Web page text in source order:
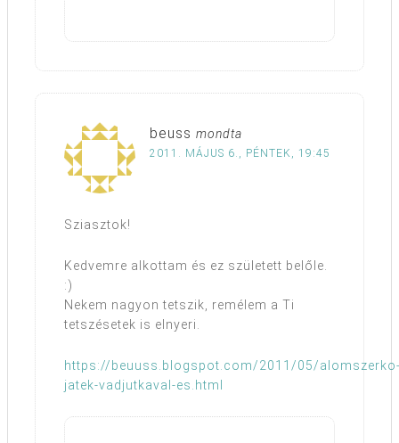
beuss mondta
2011. MÁJUS 6., PÉNTEK, 19:45
Sziasztok!
Kedvemre alkottam és ez született belőle.
:)
Nekem nagyon tetszik, remélem a Ti
tetszésetek is elnyeri.
https://beuuss.blogspot.com/2011/05/
jatek-vadjutkaval-es.html